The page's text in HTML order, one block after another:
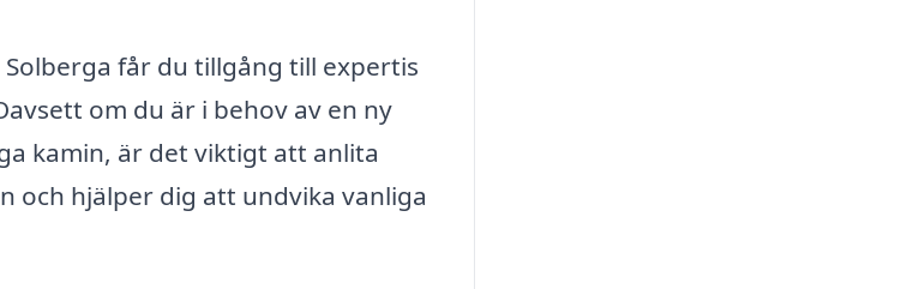
får du tillgång till expertis
om du är i behov av en ny
kamin, är det viktigt att anlita
och hjälper dig att undvika vanliga